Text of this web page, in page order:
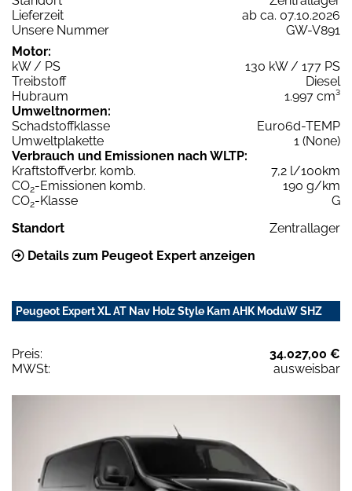
Lieferzeit
ab ca. 07.10.2026
Unsere Nummer
GW-V891
Motor:
kW / PS
130 kW / 177 PS
Treibstoff
Diesel
Hubraum
1.997 cm³
Umweltnormen:
Schadstoffklasse
Euro6d-TEMP
Umweltplakette
1 (None)
Verbrauch und Emissionen nach WLTP:
Kraftstoffverbr. komb.
7,2 l/100km
CO2-Emissionen komb.
190 g/km
CO2-Klasse
G
Standort
Zentrallager
Details zum Peugeot Expert anzeigen
Peugeot Expert XL AT Nav Holz Style Kam AHK ModuW SHZ
Preis:
34.027,00 €
MWSt:
ausweisbar